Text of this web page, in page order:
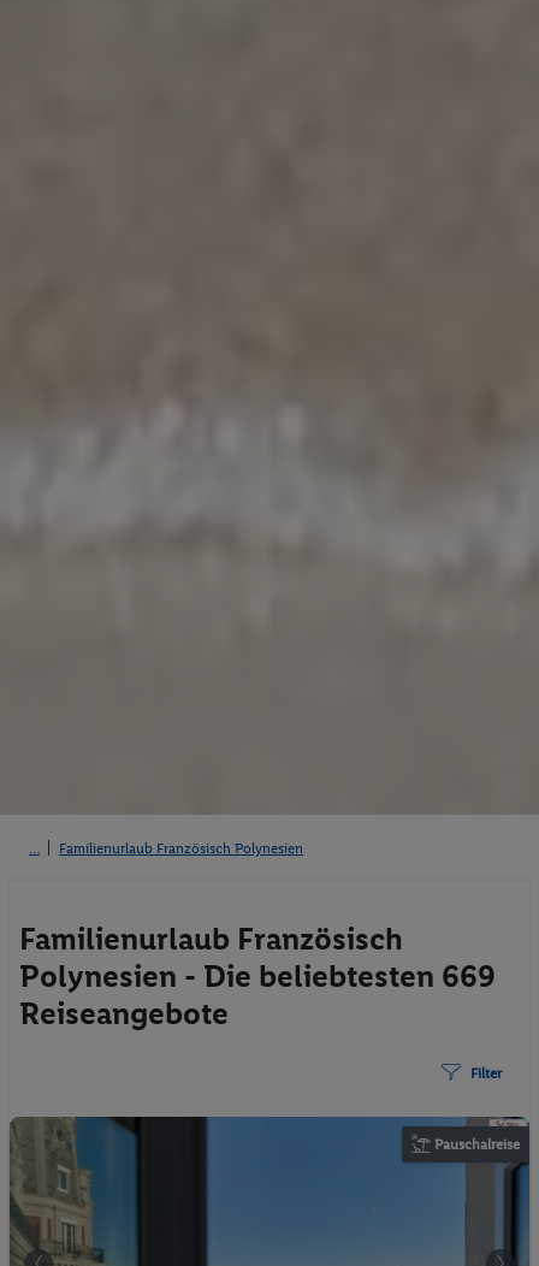
Familienurlaub Französisch Polynesien
Familienurlaub Französisch
Polynesien - Die beliebtesten 669
Reiseangebote
Filter
Pauschalreise